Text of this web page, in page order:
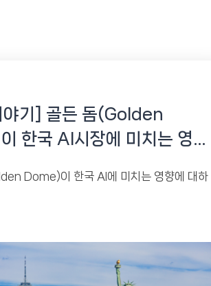
야기] 골든 돔(Golden
한국 AI시장에 미치는 영향
Dome)이 한국 AI에 미치는 영향에 대하